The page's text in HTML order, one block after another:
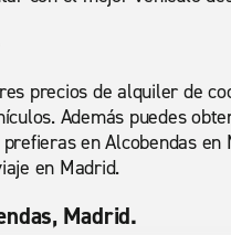
precios de alquiler de
Además puedes
en Alcobendas
en Madrid.
Madrid.